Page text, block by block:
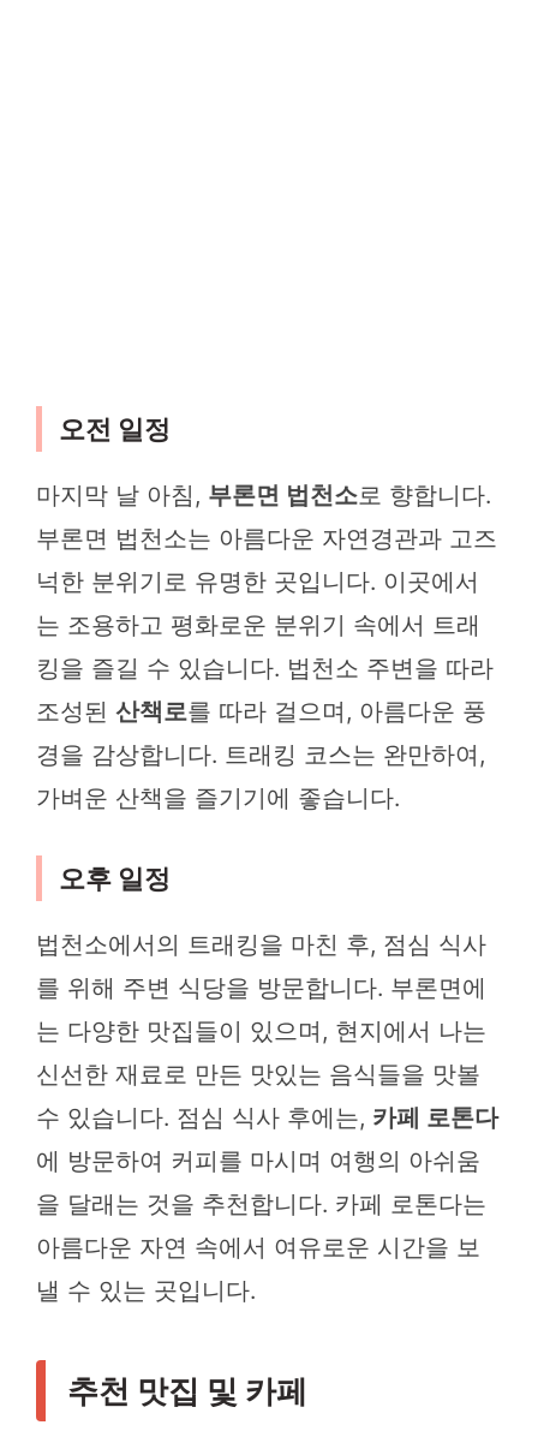
오전 일정
마지막 날 아침, 부론면 법천소로 향합니다.
부론면 법천소는 아름다운 자연경관과 고즈
넉한 분위기로 유명한 곳입니다. 이곳에서
는 조용하고 평화로운 분위기 속에서 트래
킹을 즐길 수 있습니다. 법천소 주변을 따라
조성된 산책로를 따라 걸으며, 아름다운 풍
경을 감상합니다. 트래킹 코스는 완만하여,
가벼운 산책을 즐기기에 좋습니다.
오후 일정
법천소에서의 트래킹을 마친 후, 점심 식사
를 위해 주변 식당을 방문합니다. 부론면에
는 다양한 맛집들이 있으며, 현지에서 나는
신선한 재료로 만든 맛있는 음식들을 맛볼
수 있습니다. 점심 식사 후에는, 카페 로톤다
에 방문하여 커피를 마시며 여행의 아쉬움
을 달래는 것을 추천합니다. 카페 로톤다는
아름다운 자연 속에서 여유로운 시간을 보
낼 수 있는 곳입니다.
추천 맛집 및 카페